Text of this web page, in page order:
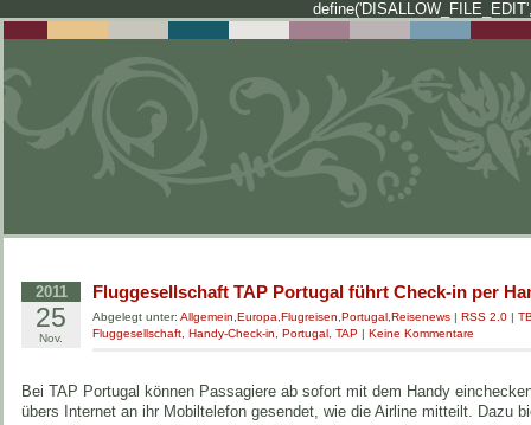
2011
25
Nov.
Fluggesellschaft TAP Portugal führt Check-in per
Abgelegt unter: Allgemein Europa Flugreisen Portugal Reisenews | RSS 2.0 |
Fluggesellschaft Handy-Check-in Portugal TAP | Keine Kommentare
Bei TAP Portugal können Passagiere ab sofort mit dem Handy
übers Internet an ihr Mobiltelefon gesendet, wie die Airline mitteilt. Dazu